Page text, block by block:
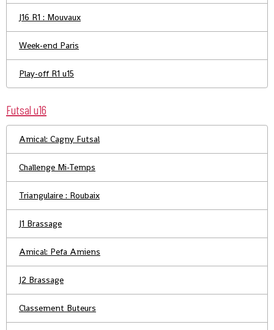
J16 R1 : Mouvaux
Week-end Paris
Play-off R1 u15
Futsal u16
Amical: Cagny Futsal
Challenge Mi-Temps
Triangulaire : Roubaix
J1 Brassage
Amical: Pefa Amiens
J2 Brassage
Classement Buteurs